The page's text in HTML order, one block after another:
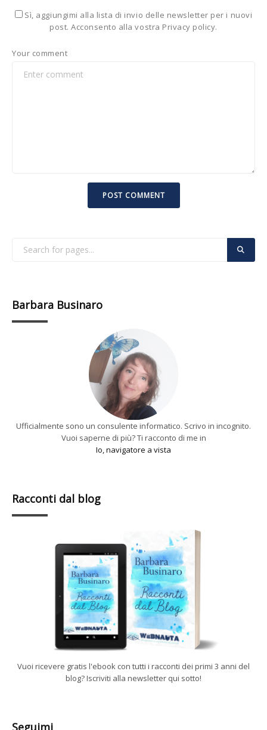
Sì, aggiungimi alla lista di invio delle newsletter per i nuovi
post. Acconsento alla vostra Privacy policy.
Your comment
Barbara Businaro
Ufficialmente sono un consulente informatico. Scrivo in incognito.
Vuoi saperne di più? Ti racconto di me in
Io, navigatore a vista
Racconti dal blog
Vuoi ricevere gratis l'ebook con tutti i racconti dei primi 3 anni del
blog? Iscriviti alla newsletter qui sotto!
Seguimi